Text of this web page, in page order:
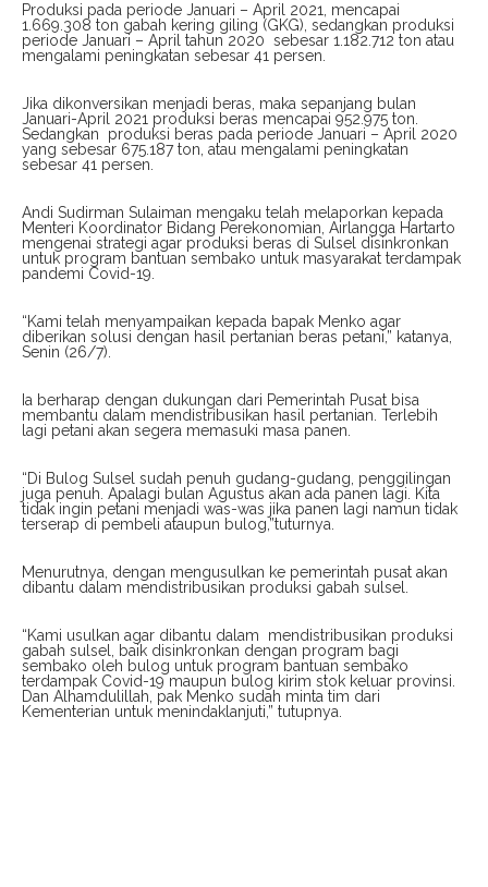
Produksi pada periode Januari – April 2021, mencapai
1.669.308 ton gabah kering giling (GKG), sedangkan produksi
periode Januari – April tahun 2020 sebesar 1.182.712 ton atau
mengalami peningkatan sebesar 41 persen.
Jika dikonversikan menjadi beras, maka sepanjang bulan
Januari-April 2021 produksi beras mencapai 952.975 ton.
Sedangkan produksi beras pada periode Januari – April 2020
yang sebesar 675.187 ton, atau mengalami peningkatan
sebesar 41 persen.
Andi Sudirman Sulaiman mengaku telah melaporkan kepada
Menteri Koordinator Bidang Perekonomian, Airlangga Hartarto
mengenai strategi agar produksi beras di Sulsel disinkronkan
untuk program bantuan sembako untuk masyarakat terdampak
pandemi Covid-19.
“Kami telah menyampaikan kepada bapak Menko agar
diberikan solusi dengan hasil pertanian beras petani,” katanya,
Senin (26/7).
Ia berharap dengan dukungan dari Pemerintah Pusat bisa
membantu dalam mendistribusikan hasil pertanian. Terlebih
lagi petani akan segera memasuki masa panen.
“Di Bulog Sulsel sudah penuh gudang-gudang, penggilingan
juga penuh. Apalagi bulan Agustus akan ada panen lagi. Kita
tidak ingin petani menjadi was-was jika panen lagi namun tidak
terserap di pembeli ataupun bulog,”tuturnya.
Menurutnya, dengan mengusulkan ke pemerintah pusat akan
dibantu dalam mendistribusikan produksi gabah sulsel.
“Kami usulkan agar dibantu dalam mendistribusikan produksi
gabah sulsel, baik disinkronkan dengan program bagi
sembako oleh bulog untuk program bantuan sembako
terdampak Covid-19 maupun bulog kirim stok keluar provinsi.
Dan Alhamdulillah, pak Menko sudah minta tim dari
Kementerian untuk menindaklanjuti,” tutupnya.